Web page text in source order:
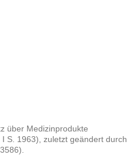
über Medizinprodukte
S. 1963), zuletzt geändert durch